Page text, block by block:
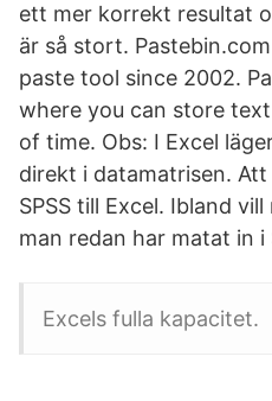
ett mer korrekt resultat
är så stort.
paste tool since 2002.
where you can store
of time. Obs: I Excel
direkt i datamatrisen.
SPSS till Excel. Ibland
man redan har matat in i
Excels fulla kapacitet.